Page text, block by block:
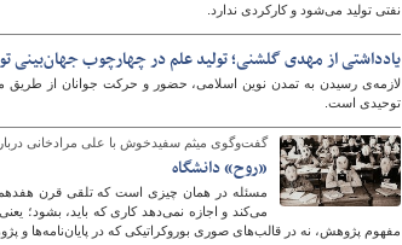
نفتی تولید می‌شود و کارکردی ندارد.
یادداشتی از مهدی گلشنی؛ تولید علم در چهارچوب جهان‌بینی
لازمه‌ی رسیدن به تمدن نوین اسلامی، حضور و حرکت جوانان از
توحیدی است.
گفت‌وگوی میثم سفیدخوش با علی مرادخانی
«روح» دانشگاه
مسئله در همان چیزی است که تلقی قرن هفدهمی
می‌کند و اجازه نمی‌دهد کاری که باید، بشود؛
مفهوم پژوهش، نه در قالب‌های صوری بوروکراتیکی که در پایان‌نامه‌ها و